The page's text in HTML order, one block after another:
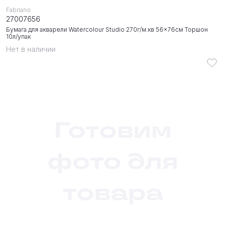
Нет в наличии
Бумага для акварели Watercolour Studio 270г/м.кв 56x76см Торшон
10л/упак
Fabriano
27007656